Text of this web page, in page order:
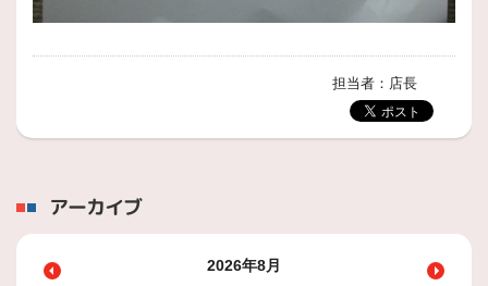
担当者：店長
アーカイブ
2026年8月